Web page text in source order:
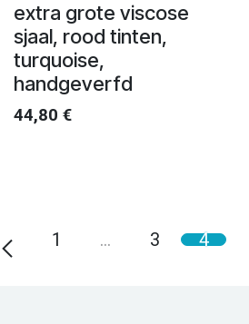
extra grote viscose
sjaal, rood tinten,
turquoise,
handgeverfd
44,80 €
1 … 3 4